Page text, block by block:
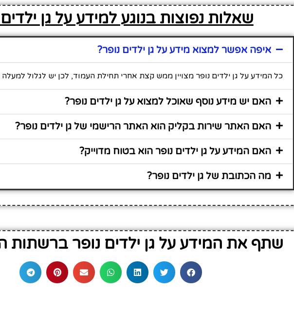
שאלות נפוצות בנוגע למידע על גן
איפה אפשר למצוא מידע על גן ילדים נופר?
כל המידע על גן ילדים נופר מצויין ממש קצת אחרי תחילת העמוד, לכן יש לגלול
האם יש מידע נוסף שאוכל למצוא על גן ילדים נופר?
האם האתר שירות בקליק הוא האתר הרישמי של גן ילדים נופר?
האם המידע על גן ילדים נופר הוא בטוח מדוייק?
מה הכתובת של גן ילדים נופר?
שתף את המידע על גן ילדים נופר ברשתות